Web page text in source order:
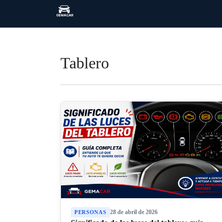
Tablero
PERSONAS 28 de abril de 2026